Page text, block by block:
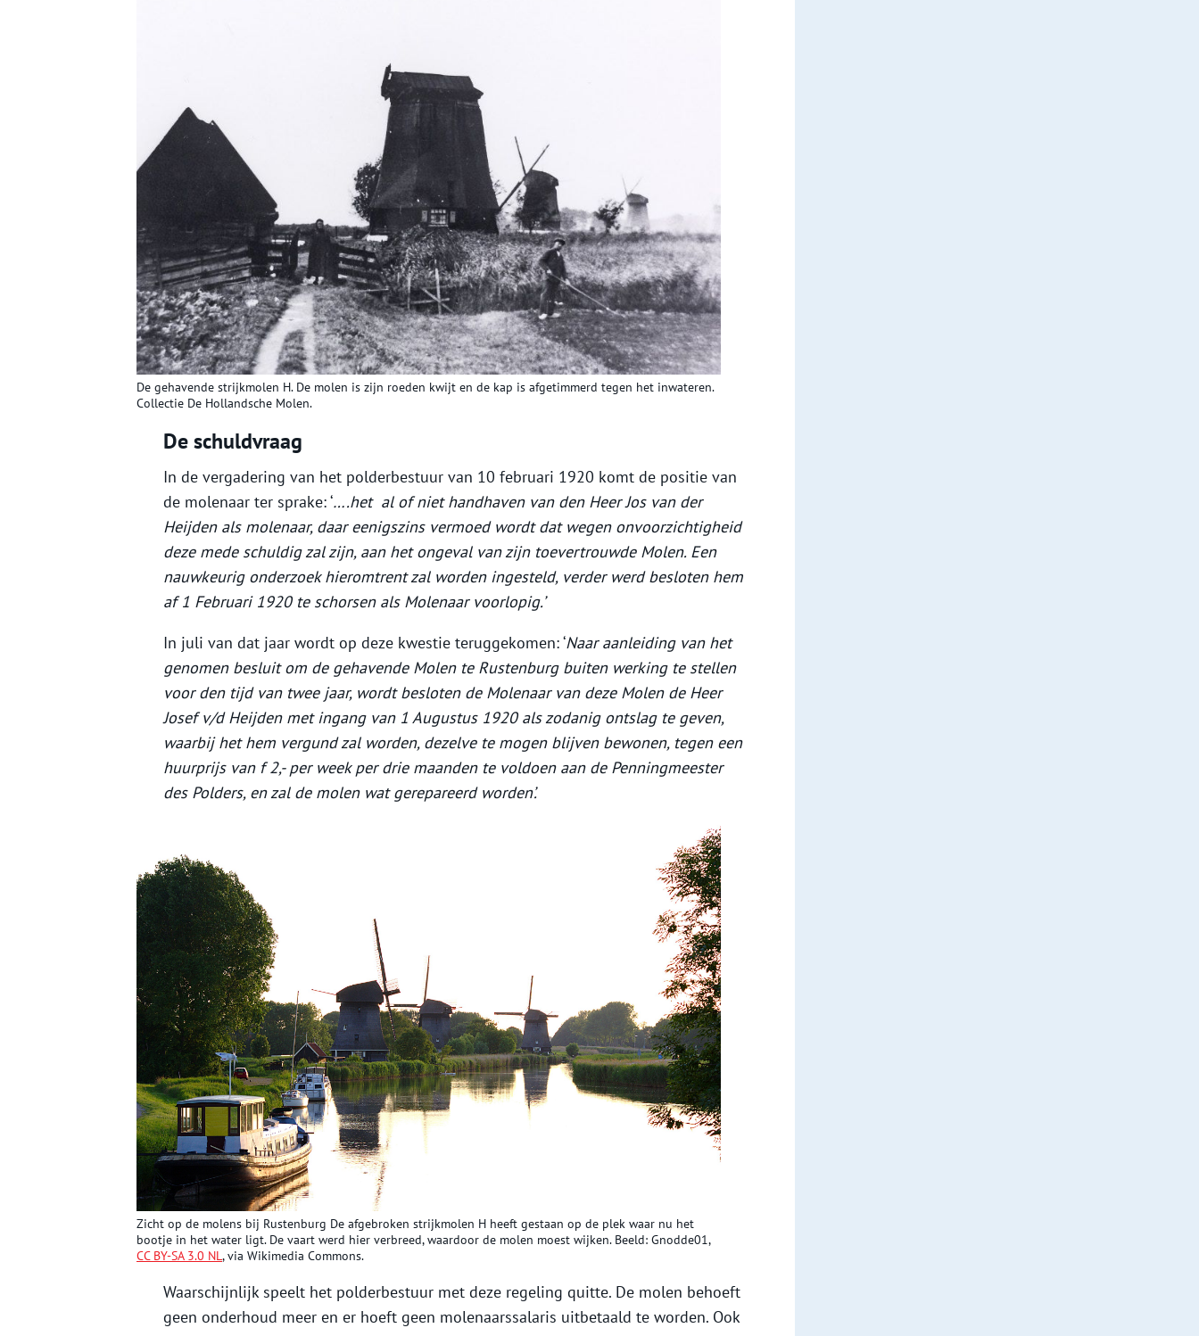
De gehavende strijkmolen H. De molen is zijn roeden kwijt en de kap is afgetimmerd tegen het inwateren.
Collectie De Hollandsche Molen.
De schuldvraag
In de vergadering van het polderbestuur van 10 februari 1920 komt de positie van
de molenaar ter sprake: ‘….het al of niet handhaven van den Heer Jos van der
Heijden als molenaar, daar eenigszins vermoed wordt dat wegen onvoorzichtigheid
deze mede schuldig zal zijn, aan het ongeval van zijn toevertrouwde Molen. Een
nauwkeurig onderzoek hieromtrent zal worden ingesteld, verder werd besloten hem
af 1 Februari 1920 te schorsen als Molenaar voorlopig.’
In juli van dat jaar wordt op deze kwestie teruggekomen: ‘Naar aanleiding van het
genomen besluit om de gehavende Molen te Rustenburg buiten werking te stellen
voor den tijd van twee jaar, wordt besloten de Molenaar van deze Molen de Heer
Josef v/d Heijden met ingang van 1 Augustus 1920 als zodanig ontslag te geven,
waarbij het hem vergund zal worden, dezelve te mogen blijven bewonen, tegen een
huurprijs van f 2,- per week per drie maanden te voldoen aan de Penningmeester
des Polders, en zal de molen wat gerepareerd worden’.
Zicht op de molens bij Rustenburg De afgebroken strijkmolen H heeft gestaan op de plek waar nu het
bootje in het water ligt. De vaart werd hier verbreed, waardoor de molen moest wijken. Beeld: Gnodde01,
CC BY-SA 3.0 NL, via Wikimedia Commons.
Waarschijnlijk speelt het polderbestuur met deze regeling quitte. De molen behoeft
geen onderhoud meer en er hoeft geen molenaarssalaris uitbetaald te worden. Ook